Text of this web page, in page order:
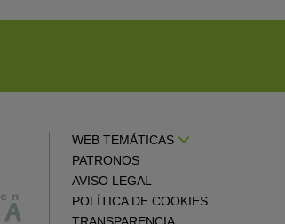
WEB TEMÁTICAS
PATRONOS
AVISO LEGAL
POLÍTICA DE COOKIES